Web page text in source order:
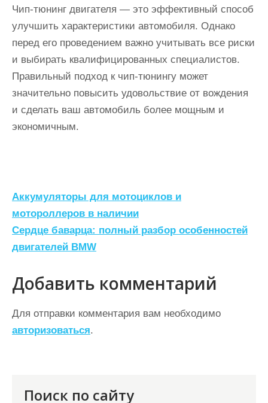
Чип-тюнинг двигателя — это эффективный способ
улучшить характеристики автомобиля. Однако
перед его проведением важно учитывать все риски
и выбирать квалифицированных специалистов.
Правильный подход к чип-тюнингу может
значительно повысить удовольствие от вождения
и сделать ваш автомобиль более мощным и
экономичным.
Н
а
в
и
г
а
ц
и
Аккумуляторы для мотоциклов и
мотороллеров в наличии
Сердце баварца: полный разбор особенностей
двигателей BMW
Добавить комментарий
Для отправки комментария вам необходимо
авторизоваться.
Поиск по сайту